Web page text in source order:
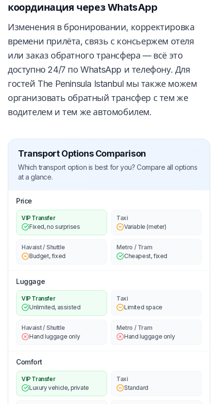
координация через WhatsApp
Изменения в бронировании, корректировка
времени прилёта, связь с консьержем отеля
или заказ обратного трансфера — всё это
доступно 24/7 по WhatsApp и телефону. Для
гостей The Peninsula Istanbul мы также можем
организовать обратный трансфер с тем же
водителем и тем же автомобилем.
Transport Options Comparison
Which transport option is best for you? Compare all options
at a glance.
Price
VIP Transfer
Fixed, no surprises
Taxi
Variable (meter)
Havaist / Shuttle
Budget, fixed
Metro / Tram
Cheapest, fixed
Luggage
VIP Transfer
Unlimited, assisted
Taxi
Limited space
Havaist / Shuttle
Hand luggage only
Metro / Tram
Hand luggage only
Comfort
VIP Transfer
Luxury vehicle, private
Taxi
Standard